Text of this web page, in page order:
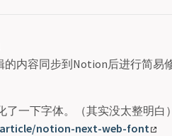
的内容同步到Notion后进行简易
一下字体。（其实没太整明白
notion-next-web-font